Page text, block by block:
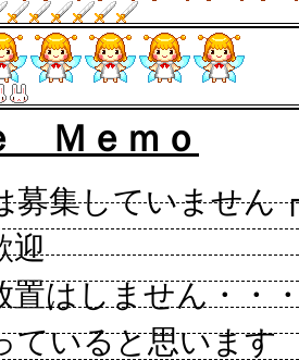
Ｍｅｍｏ
募集していません
迎
置はしません・・
ていると思います